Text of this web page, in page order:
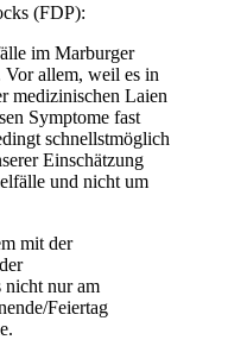
(FDP):
im Marburger
allem, weil es in
medizinischen Laien
Symptome fast
schnellstmöglich
Einschätzung
und nicht um
mit der
nicht nur am
Feiertag